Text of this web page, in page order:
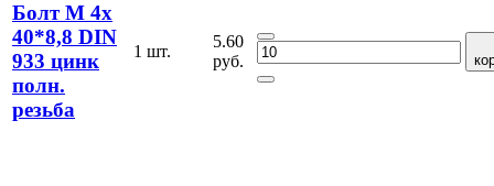
Болт М 4х
40*8,8 DIN
933 цинк
полн.
резьба
1 шт.
5.60
руб.